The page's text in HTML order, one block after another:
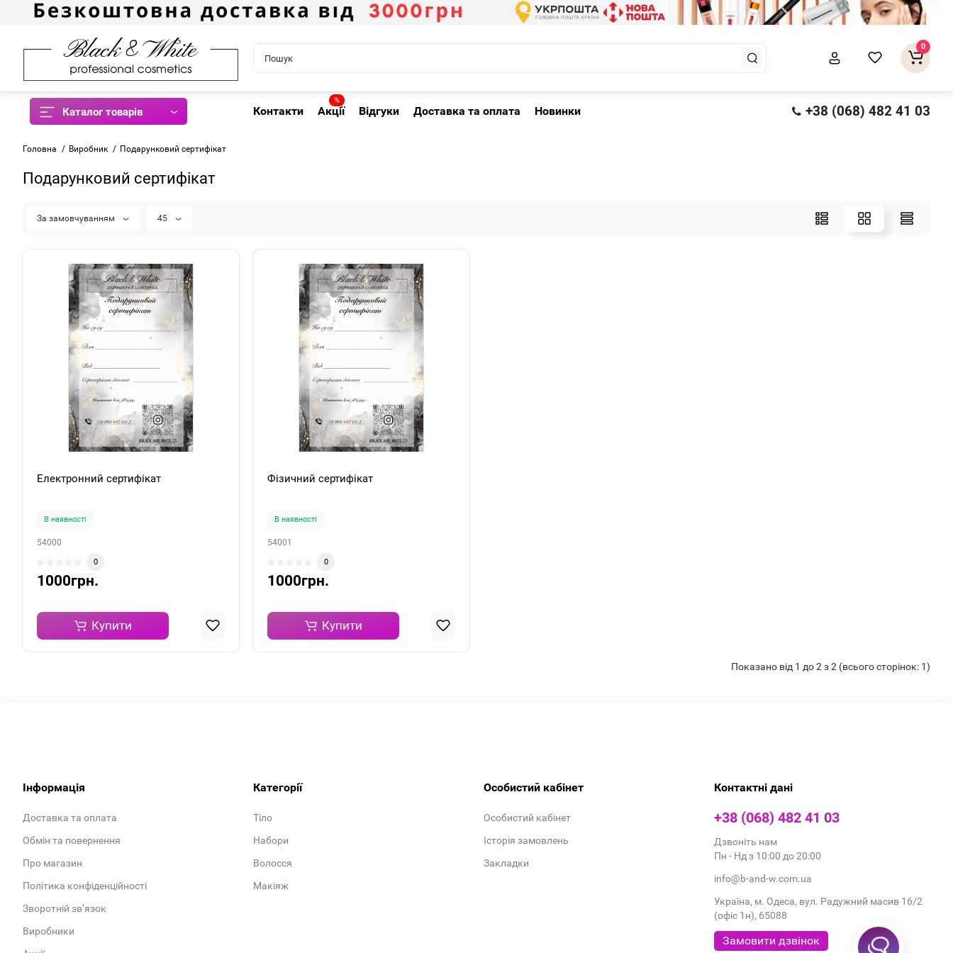
0
Каталог товарів Контакти
%
Акції Відгуки Доставка та оплата Новинки +38 (068) 482 41 03
Головна Виробник Подарунковий сертифікат
Подарунковий сертифікат
За замовчуванням 45
Електронний сертифікат
В наявності
54000
0
1000грн.
Купити
Фізичний сертифікат
В наявності
54001
0
1000грн.
Купити
Показано від 1 до 2 з 2 (всього сторінок: 1)
Контактні дані
+38 (068) 482 41 03
Дзвоніть нам
Пн - Нд з 10:00 до 20:00
info@b-and-w.com.ua
Україна, м. Одеса, вул. Радужний масив 16/2
(офіс 1н), 65088
Замовити дзвінок
Інформація
Доставка та оплата
Обмін та повернення
Про магазин
Політика конфіденційності
Зворотній зв’язок
Виробники
Категорії
Тіло
Набори
Волосся
Макіяж
Особистий кабінет
Особистий кабінет
Історія замовлень
Закладки